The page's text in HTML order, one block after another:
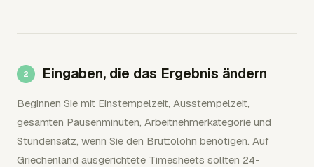
Eingaben, die das Ergebnis ändern
Beginnen Sie mit Einstempelzeit, Ausstempelzeit,
gesamten Pausenminuten, Arbeitnehmerkategorie und
Stundensatz, wenn Sie den Bruttolohn benötigen. Auf
Griechenland ausgerichtete Timesheets sollten 24-